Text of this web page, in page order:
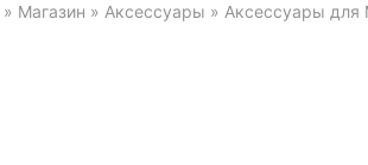
» Магазин » Аксессуары » Аксессуары для